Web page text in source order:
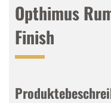
Opthimus
Finish